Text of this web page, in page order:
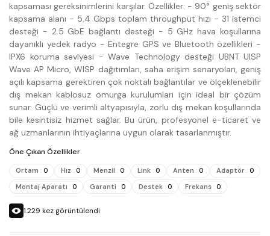
kapsaması gereksinimlerini karşılar. Özellikler: - 90° geniş sektör
kapsama alanı - 5.4 Gbps toplam throughput hızı - 31 istemci
desteği - 2.5 GbE bağlantı desteği - 5 GHz hava koşullarına
dayanıklı yedek radyo - Entegre GPS ve Bluetooth özellikleri -
IPX6 koruma seviyesi - Wave Technology desteği UBNT UISP
Wave AP Micro, WISP dağıtımları, saha erişim senaryoları, geniş
açılı kapsama gerektiren çok noktalı bağlantılar ve ölçeklenebilir
dış mekan kablosuz omurga kurulumları için ideal bir çözüm
sunar. Güçlü ve verimli altyapısıyla, zorlu dış mekan koşullarında
bile kesintisiz hizmet sağlar. Bu ürün, profesyonel e-ticaret ve
ağ uzmanlarının ihtiyaçlarına uygun olarak tasarlanmıştır.
Öne Çıkan Özellikler
Ortam : 0 Hız : 0 Menzil : 0 Link : 0 Anten : 0 Adaptör : 0
Montaj Aparatı : 0 Garanti : 0 Destek : 0 Frekans : 0
1.229 kez görüntülendi